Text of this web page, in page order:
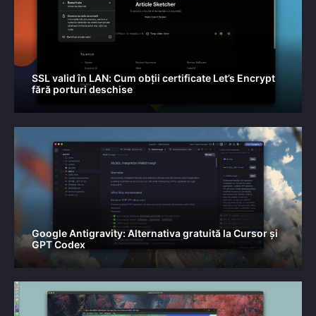
SSL valid în LAN: Cum obții certificate Let’s Encrypt
fără porturi deschise
Google Antigravity: Alternativa gratuită la Cursor și
GPT Codex